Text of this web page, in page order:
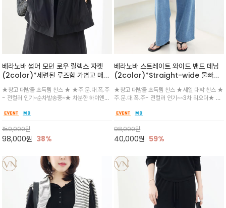
베라노바 썸머 모던 로우 릴렉스 자켓
(2color)*세련된 루즈함 가볍고 매끈
는 은은한 결감과 매끈한 터치감이 여름
에도 부담 없이 착용
★창고 대방출 초득템 찬스 ★ ★주.문.대.폭.주
- 전컬러 인기~순차발송중~★ 차분한 하이엔드
여름에도 부담 없이 착용/오픈카라 넥라인과 프
론트 버튼.사이드 포켓과 백 슬릿 디테일로 실용
성과 세련미/팬츠와 셋업
159,000원
98,000원 38%
베라노바 스트레이트 와이드 밴드 데님
(2color)*Straight-wide 물빠짐
지는 일자 실루엣/전체 밴딩으로 편안함
은 물론다양한 상의와 매치하기 좋은 데
일리 필수 아이템
★창고 대방출 초득템 찬스 ★세일 대박 찬스 ★
주.문.대.폭.주- 전컬러 인기~~3차 리오더★ 일
리를 더욱 길고 날씬해 보이게 연출/화사한 연청
과 차분한 진청 두 가지 컬러로 구성되어 누구나
부담 없이 입기 좋은 가장
98,000원
40,000원 59%